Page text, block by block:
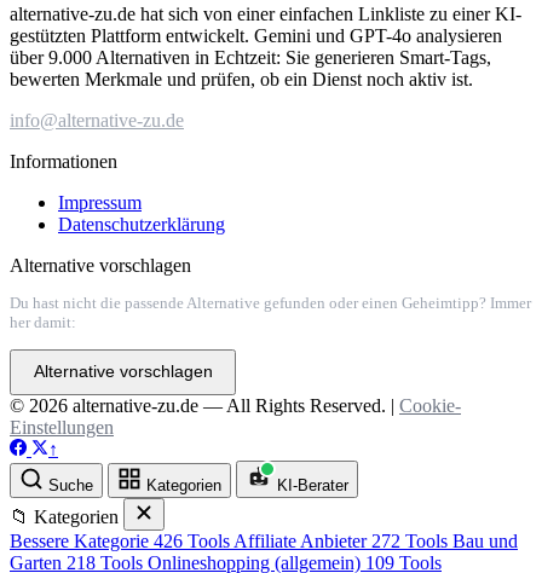
alternative-zu.de hat sich von einer einfachen Linkliste zu einer KI-
gestützten Plattform entwickelt. Gemini und GPT-4o analysieren
über 9.000 Alternativen in Echtzeit: Sie generieren Smart-Tags,
bewerten Merkmale und prüfen, ob ein Dienst noch aktiv ist.
info@alternative-zu.de
Informationen
Impressum
Datenschutzerklärung
Alternative vorschlagen
Du hast nicht die passende Alternative gefunden oder einen Geheimtipp? Immer
her damit:
Alternative vorschlagen
© 2026 alternative-zu.de — All Rights Reserved. | Cookie-
Einstellungen
↑
Suche Kategorien KI-Berater
📁 Kategorien
Bessere Kategorie 426 Tools Affiliate Anbieter 272 Tools Bau und
Garten 218 Tools Onlineshopping (allgemein) 109 Tools